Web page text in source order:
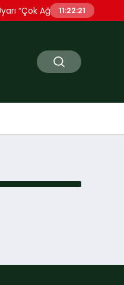
“Çok Ağır Şekilde
11:22:21